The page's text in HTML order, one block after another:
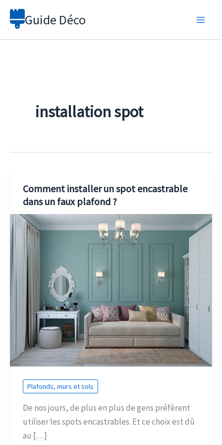
Aller
Guide Déco
installation spot
Comment installer un spot encastrable
dans un faux plafond ?
Plafonds, murs et sols
De nos jours, de plus en plus de gens préfèrent
utiliser les spots encastrables. Et ce choix est dû
au […]